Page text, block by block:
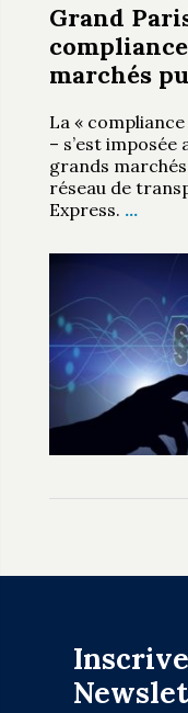
Grand
compliance
marchés
La «
– s’est
grands
réseau de
Express. …